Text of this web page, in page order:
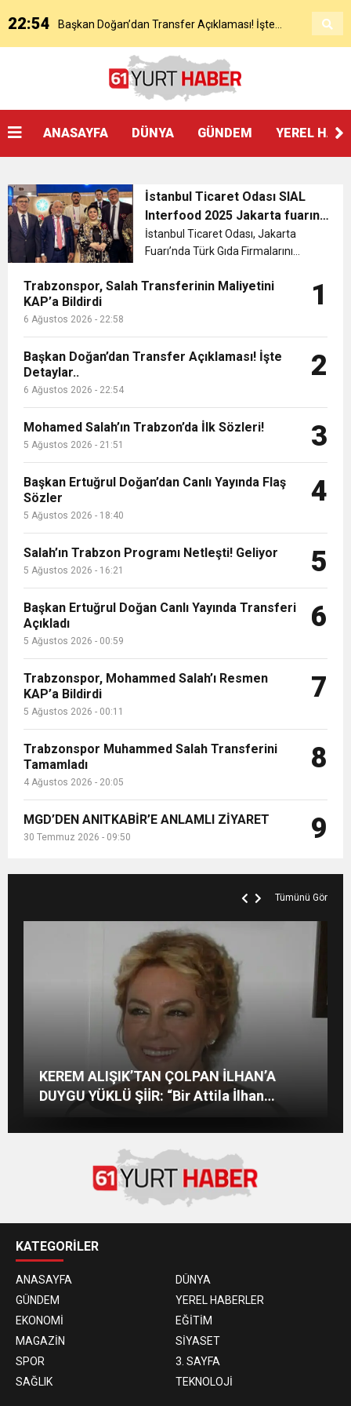
KAP’a Bildirdi
22:54 Başkan Doğan’dan Transfer Açıklaması! İşte
Mohamed Salah’ın Trabzon’da İlk Sözleri!
0:59 Başkan Ertuğrul Doğan Canlı Yayında Transferi
Açıkladı
0:11 Trabzonspor, Mohammed Salah’ı Resmen KAP’a
Bildirdi
20:05 Trabzonspor Muhammed Salah Transferini
Tamamladı
9:50 MGD’DEN ANITKABİR’E ANLAMLI ZİYARET
18:59
22:58 Trabzonspor, Salah Transferinin Maliyetini
KAP’a Bildirdi
ANASAYFA DÜNYA GÜNDEM YEREL
İstanbul Ticaret Odası SIAL
Interfood 2025 Jakarta fuarında
Türkiye Milli İştirakini düzenledi.
.
İstanbul Ticaret Odası, Jakarta
Fuarı’nda Türk Gıda Firmalarını
Getirdi....
Trabzonspor, Salah Transferinin Maliyetini
KAP’a Bildirdi
6 Ağustos 2026 - 22:58
1
Başkan Doğan’dan Transfer Açıklaması! İşte
Detaylar..
6 Ağustos 2026 - 22:54
2
Mohamed Salah’ın Trabzon’da İlk Sözleri!
5 Ağustos 2026 - 21:51 3
Başkan Ertuğrul Doğan’dan Canlı Yayında Flaş
Sözler
5 Ağustos 2026 - 18:40
4
Salah’ın Trabzon Programı Netleşti! Geliyor
5 Ağustos 2026 - 16:21 5
Başkan Ertuğrul Doğan Canlı Yayında Transferi
Açıkladı
5 Ağustos 2026 - 00:59
6
Trabzonspor, Mohammed Salah’ı Resmen
KAP’a Bildirdi
5 Ağustos 2026 - 00:11
7
Trabzonspor Muhammed Salah Transferini
Tamamladı
4 Ağustos 2026 - 20:05
8
MGD’DEN ANITKABİR’E ANLAMLI ZİYARET
30 Temmuz 2026 - 09:50 9
Tümünü Gör
İZMİRLİ GÜZEL MANKENİN KULİSLERİ
HAREKETLENDİ: YENİ PROJELER YOLDA!
KEREM ALIŞIK’TAN ÇOLPAN İLHAN’A
DUYGU YÜKLÜ ŞİİR: “Bir Attila İlhan
Aslı Sipahi, Londra’da Dostlarıyla Hasret
Giderdi
KATEGORİLER
ANASAYFA
DÜNYA
GÜNDEM
YEREL HABERLER
EKONOMİ
EĞİTİM
MAGAZİN
SİYASET
SPOR
3. SAYFA
SAĞLIK
TEKNOLOJİ